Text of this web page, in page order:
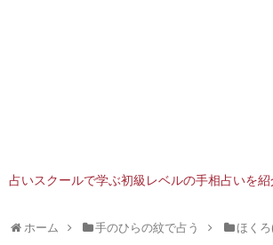
占いスクールで学ぶ初級レベルの手相占いを
ホーム 手のひらの紋で占う ほくろ